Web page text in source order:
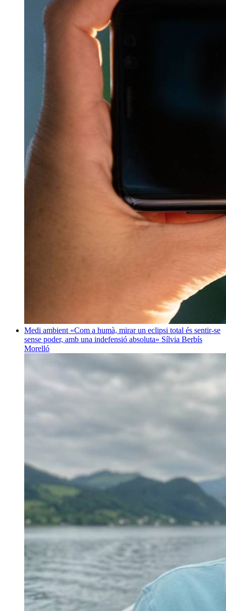
Medi ambient «Com a humà, mirar un eclipsi total és sentir-se
sense poder, amb una indefensió absoluta» Sílvia Berbís
Morelló